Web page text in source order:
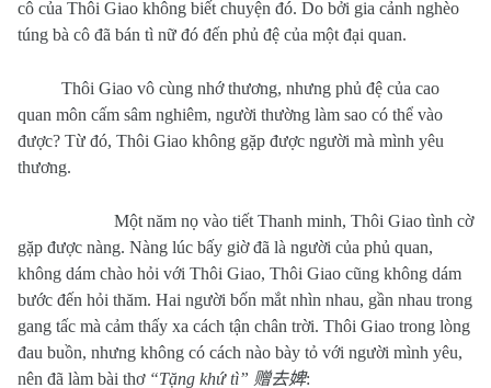
cô của Thôi Giao không biết chuyện đó. Do bởi gia cảnh nghèo
túng bà cô đã bán tì nữ đó đến phủ đệ của một đại quan.
Thôi Giao vô cùng nhớ thương, nhưng phủ đệ của cao
quan môn cấm sâm nghiêm, người thường làm sao có thể vào
được? Từ đó, Thôi Giao không gặp được người mà mình yêu
thương.
Một năm nọ vào tiết Thanh minh, Thôi Giao tình cờ
gặp được nàng. Nàng lúc bấy giờ đã là người của phủ quan,
không dám chào hỏi với Thôi Giao, Thôi Giao cũng không dám
bước đến hỏi thăm. Hai người bốn mắt nhìn nhau, gần nhau trong
gang tấc mà cảm thấy xa cách tận chân trời. Thôi Giao trong lòng
đau buồn, nhưng không có cách nào bày tỏ với người mình yêu,
nên đã làm bài thơ “Tặng khứ tì” 赠去婢: